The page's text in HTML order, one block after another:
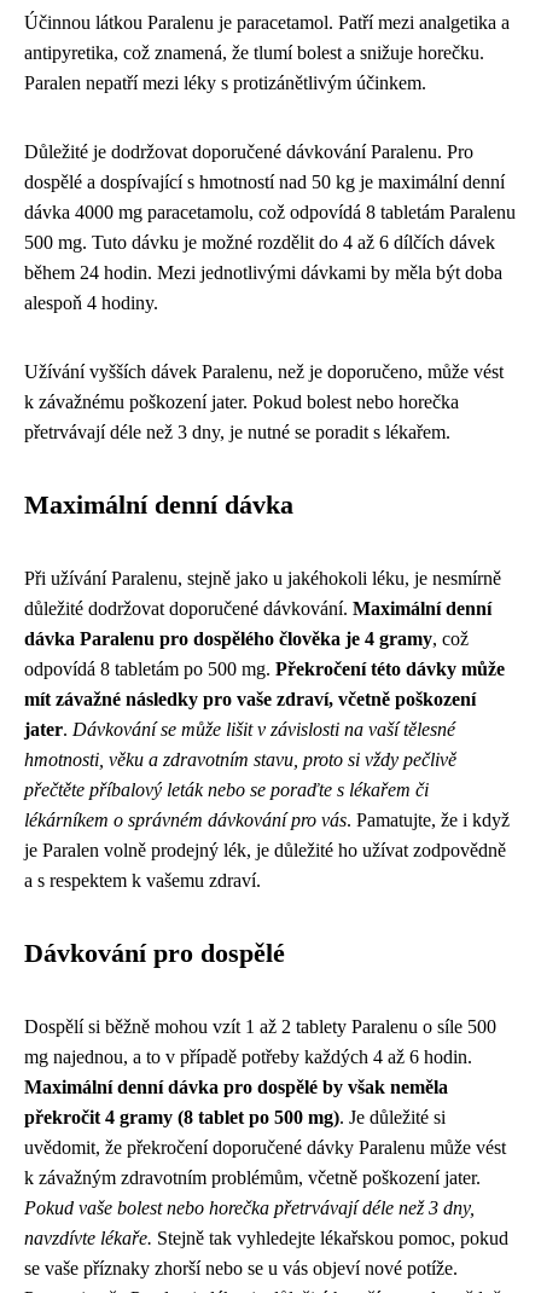
Účinnou látkou Paralenu je paracetamol. Patří mezi analgetika a
antipyretika, což znamená, že tlumí bolest a snižuje horečku.
Paralen nepatří mezi léky s protizánětlivým účinkem.
Důležité je dodržovat doporučené dávkování Paralenu. Pro
dospělé a dospívající s hmotností nad 50 kg je maximální denní
dávka 4000 mg paracetamolu, což odpovídá 8 tabletám Paralenu
500 mg. Tuto dávku je možné rozdělit do 4 až 6 dílčích dávek
během 24 hodin. Mezi jednotlivými dávkami by měla být doba
alespoň 4 hodiny.
Užívání vyšších dávek Paralenu, než je doporučeno, může vést
k závažnému poškození jater. Pokud bolest nebo horečka
přetrvávají déle než 3 dny, je nutné se poradit s lékařem.
Maximální denní dávka
Při užívání Paralenu, stejně jako u jakéhokoli léku, je nesmírně
důležité dodržovat doporučené dávkování. Maximální denní
dávka Paralenu pro dospělého člověka je 4 gramy, což
odpovídá 8 tabletám po 500 mg. Překročení této dávky může
mít závažné následky pro vaše zdraví, včetně poškození
jater. Dávkování se může lišit v závislosti na vaší tělesné
hmotnosti, věku a zdravotním stavu, proto si vždy pečlivě
přečtěte příbalový leták nebo se poraďte s lékařem či
lékárníkem o správném dávkování pro vás. Pamatujte, že i když
je Paralen volně prodejný lék, je důležité ho užívat zodpovědně
a s respektem k vašemu zdraví.
Dávkování pro dospělé
Dospělí si běžně mohou vzít 1 až 2 tablety Paralenu o síle 500
mg najednou, a to v případě potřeby každých 4 až 6 hodin.
Maximální denní dávka pro dospělé by však neměla
překročit 4 gramy (8 tablet po 500 mg). Je důležité si
uvědomit, že překročení doporučené dávky Paralenu může vést
k závažným zdravotním problémům, včetně poškození jater.
Pokud vaše bolest nebo horečka přetrvávají déle než 3 dny,
navzdívte lékaře. Stejně tak vyhledejte lékařskou pomoc, pokud
se vaše příznaky zhorší nebo se u vás objeví nové potíže.